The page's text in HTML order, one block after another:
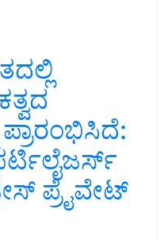
ಪ್ರೈವೇಟ್